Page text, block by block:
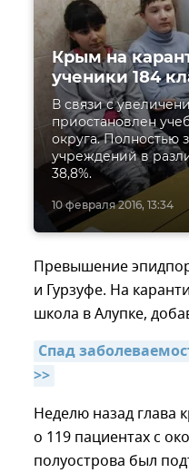
10 февраля 2016, 13:34
Крым на
ученики 184
В связи с
приостановлен
округа. Полностью
учреждений в
38,8%.
Превышение
и Гурзуфе. На
школа в Алупке,
Спад
>>
Неделю назад глава
о 119 пациентах с
полуострова был